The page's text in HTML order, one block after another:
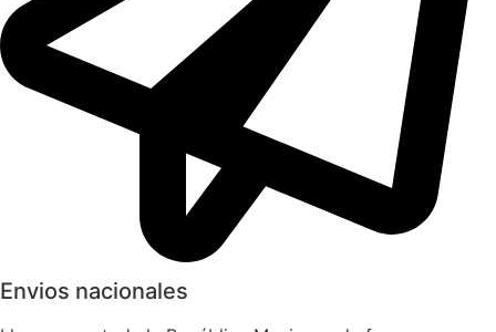
Envios nacionales